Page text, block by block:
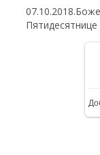
Пятидесятнице